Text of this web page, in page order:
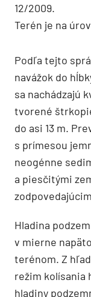
12/2009.
Terén je na
Podľa tejto
navážok do
sa nachádzajú
tvorené
do asi 13 m.
s prímesou
neogénne
a piesčitými
Hladina
v mierne
terénom. Z
režim kolísania
hladiny